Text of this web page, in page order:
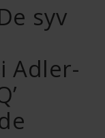
syv
Adler-